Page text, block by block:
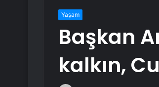
Yaşam
Başkan
kalkın,